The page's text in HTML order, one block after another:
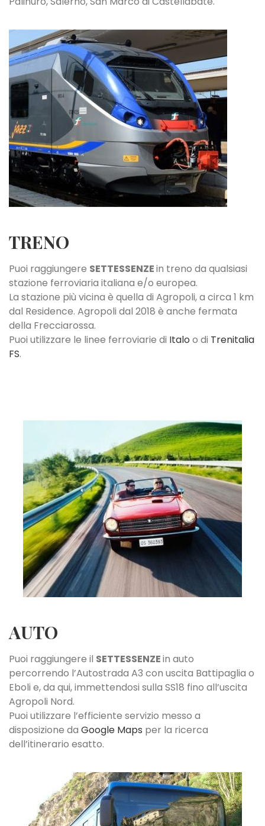
TRENO
Puoi raggiungere SETTESSENZEin treno da qualsiasi
stazione ferroviaria italiana e/o europea.
La stazione più vicina è quella di Agropoli, a circa 1 km
dal Residence. Agropoli dal 2018 è anche fermata
della Frecciarossa.
Puoi utilizzare le linee ferroviarie di Italo o di Trenitalia
FS.
AUTO
Puoi raggiungere il SETTESSENZEin auto
percorrendo l’Autostrada A3 con uscita Battipaglia o
Eboli e, da qui, immettendosi sulla SS18 fino all’uscita
Agropoli Nord.
Puoi utilizzare l’efficiente servizio messo a
disposizione da Google Maps per la ricerca
dell’itinerario esatto.